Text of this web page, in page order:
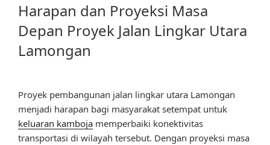
Harapan dan Proyeksi Masa
Depan Proyek Jalan Lingkar Utara
Lamongan
Proyek pembangunan jalan lingkar utara Lamongan
menjadi harapan bagi masyarakat setempat untuk
keluaran kamboja memperbaiki konektivitas
transportasi di wilayah tersebut. Dengan proyeksi masa